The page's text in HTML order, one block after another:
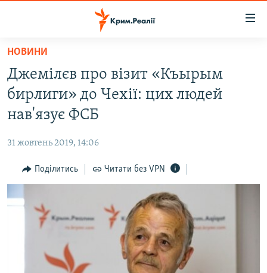
Перейти
основного
матеріалу
Перейти
до
основної
Перейти
до
пошуку
ВОДА.КРИМ
ВІДЕО ТА ФОТО
БЛОГИ
ПОГЛЯД
ВСЕ ЗА ДЕНЬ
ДЕПОРТАЦІЯ
ЯК ОБІЙТИ БЛОКУВАННЯ
НОВИНИ
Джемілєв про візит «Къырым
бирлиги» до Чехії: цих людей
нав'язує ФСБ
31 жовтень 2019, 14:06
Поділитись Читати без VPN